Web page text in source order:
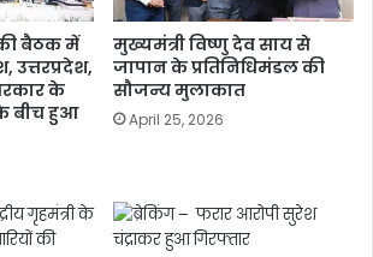
की बैठक में
उत्तरप्रदेश,
के
के बीच हुआ
मुख्यमंत्री विष्णु देव साय से
जापान के प्रतिनिधिमंडल की
सौजन्य मुलाकात
April 25, 2026